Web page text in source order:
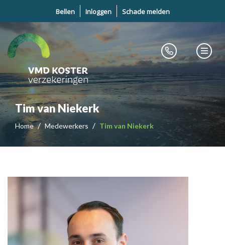
Bellen Inloggen Schade melden
Tim van Niekerk
Home Medewerkers Tim van Niekerk